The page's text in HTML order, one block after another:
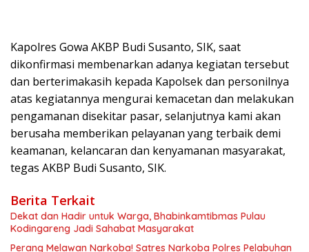
Kapolres Gowa AKBP Budi Susanto, SIK, saat
dikonfirmasi membenarkan adanya kegiatan tersebut
dan berterimakasih kepada Kapolsek dan personilnya
atas kegiatannya mengurai kemacetan dan melakukan
pengamanan disekitar pasar, selanjutnya kami akan
berusaha memberikan pelayanan yang terbaik demi
keamanan, kelancaran dan kenyamanan masyarakat,
tegas AKBP Budi Susanto, SIK.
Berita Terkait
Dekat dan Hadir untuk Warga, Bhabinkamtibmas Pulau
Kodingareng Jadi Sahabat Masyarakat
Perang Melawan Narkoba! Satres Narkoba Polres Pelabuhan